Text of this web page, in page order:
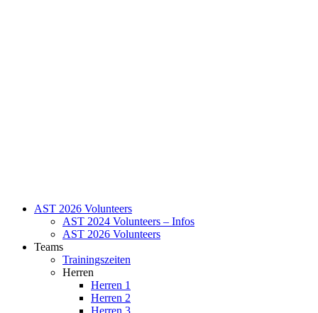
AST 2026 Volunteers
AST 2024 Volunteers – Infos
AST 2026 Volunteers
Teams
Trainingszeiten
Herren
Herren 1
Herren 2
Herren 3